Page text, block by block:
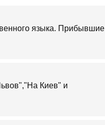
языка. Прибывшие
Киев" и